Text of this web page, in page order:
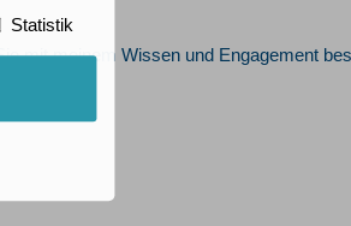
mit meinem Wissen und Engagement
Statistik